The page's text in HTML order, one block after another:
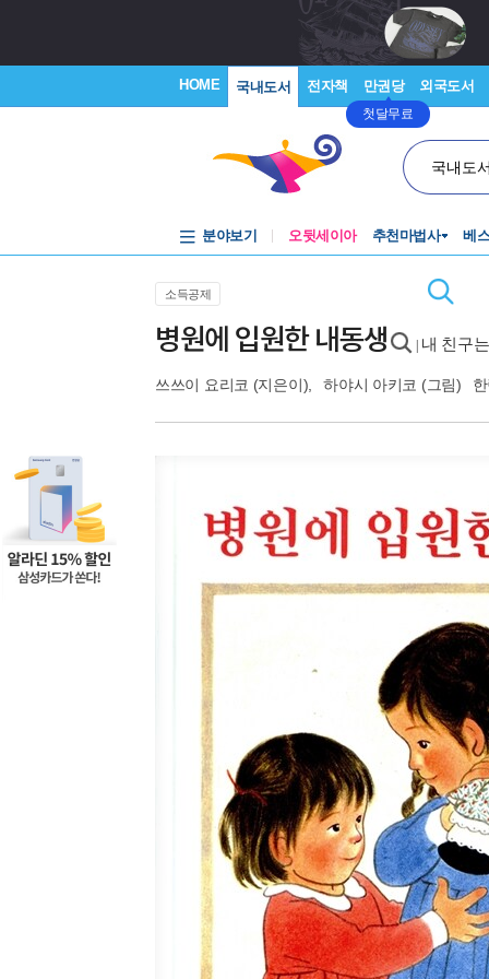
HOME 국내도서 전자책 만권당
첫달무료
외국도서
국내도
분야보기 오뒷세이아 추천마법사 베
소득공제
병원에 입원한 내동생 내 친구
쓰쓰이 요리코 (지은이), 하야시 아키코 (그림)